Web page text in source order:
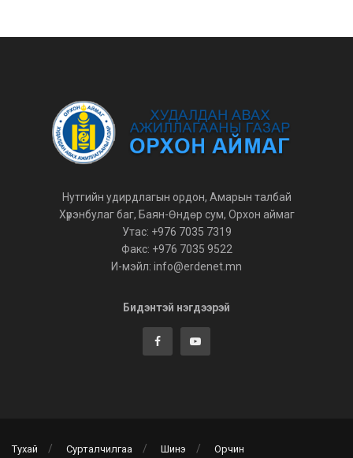
Нутгийн удирдлагын ордон, Амарын талбай
Хүрэнбулаг баг, Баян-Өндөр сум, Орхон аймаг
Утас: +976 7035 7319
Факс: +976 7035 9522
И-мэйл: info@erdenet.mn
Бидэнтэй нэгдээрэй
Тухай Сурталчилгаа Шинэ Орчин